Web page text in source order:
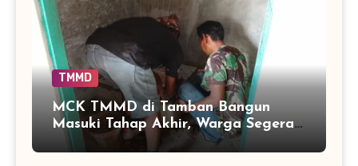
TMMD
MCK TMMD di Tamban Bangun
Masuki Tahap Akhir, Warga Segera
Nikmati Fasilitas Sanitasi yang
Lebih Layak